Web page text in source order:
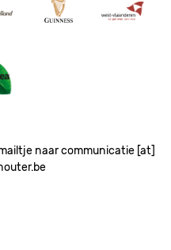
Image Image
naar communicatie [at]